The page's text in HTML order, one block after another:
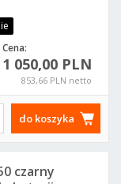
Cena:
1 050,00 PLN
853,66 PLN netto
do koszyka
czarny